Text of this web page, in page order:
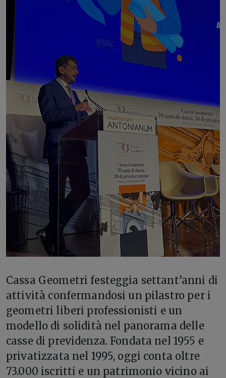
Cassa Geometri festeggia settant’anni di
attività confermandosi un pilastro per i
geometri liberi professionisti e un
modello di solidità nel panorama delle
casse di previdenza. Fondata nel 1955 e
privatizzata nel 1995, oggi conta oltre
73.000 iscritti e un patrimonio vicino ai